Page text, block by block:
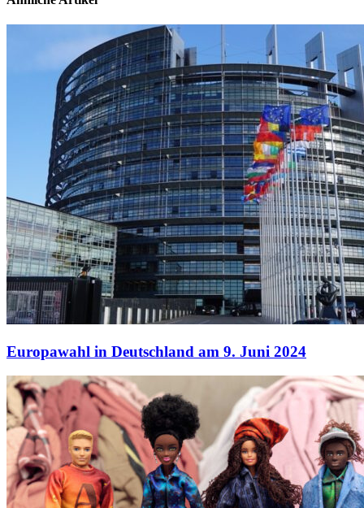
Europawahl in Deutschland am 9. Juni 2024